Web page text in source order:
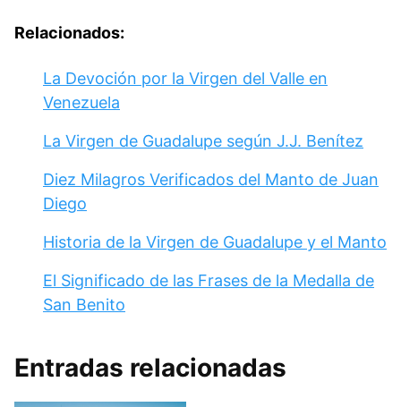
Relacionados:
La Devoción por la Virgen del Valle en
Venezuela
La Virgen de Guadalupe según J.J. Benítez
Diez Milagros Verificados del Manto de Juan
Diego
Historia de la Virgen de Guadalupe y el Manto
El Significado de las Frases de la Medalla de
San Benito
Entradas relacionadas